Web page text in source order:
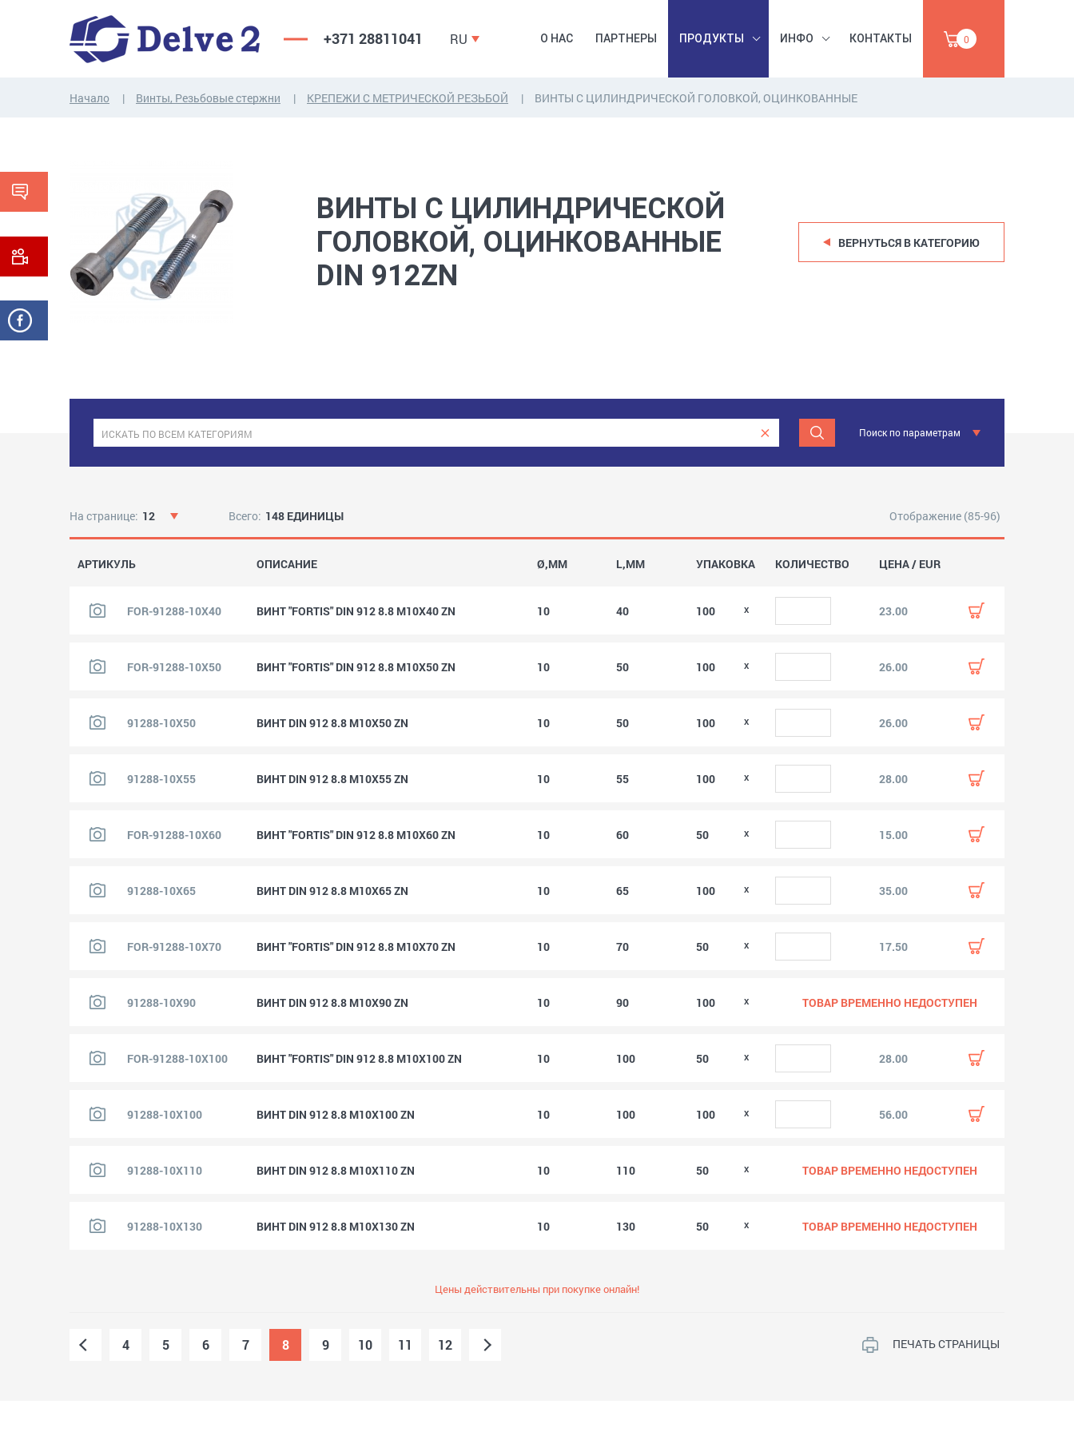
+371 28811041 RU О НАС ПАРТНЕРЫ ПРОДУКТЫ ИНФО КОНТАКТЫ 0
Начало Винты, Резьбовые стержни КРЕПЕЖИ С МЕТРИЧЕСКОЙ РЕЗЬБОЙ ВИНТЫ С ЦИЛИНДРИЧЕСКОЙ ГОЛОВКОЙ, ОЦИНКОВАННЫЕ
ВИНТЫ С ЦИЛИНДРИЧЕСКОЙ
ГОЛОВКОЙ, ОЦИНКОВАННЫЕ
DIN 912ZN
ВЕРНУТЬСЯ В КАТЕГОРИЮ
Поиск по параметрам
На странице: 12 Всего: 148 ЕДИНИЦЫ Отображение (85-96)
АРТИКУЛЬ ОПИСАНИЕ Ø,MM L,MM УПАКОВКА КОЛИЧЕСТВО ЦЕНА / EUR
FOR-91288-10X40 ВИНТ "FORTIS" DIN 912 8.8 M10X40 ZN 10 40 100 23.00
FOR-91288-10X50 ВИНТ "FORTIS" DIN 912 8.8 M10X50 ZN 10 50 100 26.00
91288-10X50 ВИНТ DIN 912 8.8 M10X50 ZN 10 50 100 26.00
91288-10X55 ВИНТ DIN 912 8.8 M10X55 ZN 10 55 100 28.00
FOR-91288-10X60 ВИНТ "FORTIS" DIN 912 8.8 M10X60 ZN 10 60 50 15.00
91288-10X65 ВИНТ DIN 912 8.8 M10X65 ZN 10 65 100 35.00
FOR-91288-10X70 ВИНТ "FORTIS" DIN 912 8.8 M10X70 ZN 10 70 50 17.50
91288-10X90 ВИНТ DIN 912 8.8 M10X90 ZN 10 90 100 ТОВАР ВРЕМЕННО НЕДОСТУПЕН
FOR-91288-10X100 ВИНТ "FORTIS" DIN 912 8.8 M10X100 ZN 10 100 50 28.00
91288-10X100 ВИНТ DIN 912 8.8 M10X100 ZN 10 100 100 56.00
91288-10X110 ВИНТ DIN 912 8.8 M10X110 ZN 10 110 50 ТОВАР ВРЕМЕННО НЕДОСТУПЕН
91288-10X130 ВИНТ DIN 912 8.8 M10X130 ZN 10 130 50 ТОВАР ВРЕМЕННО НЕДОСТУПЕН
Цены действительны при покупке онлайн!
4 5 6 7 8 9 10 11 12 ПЕЧАТЬ СТРАНИЦЫ